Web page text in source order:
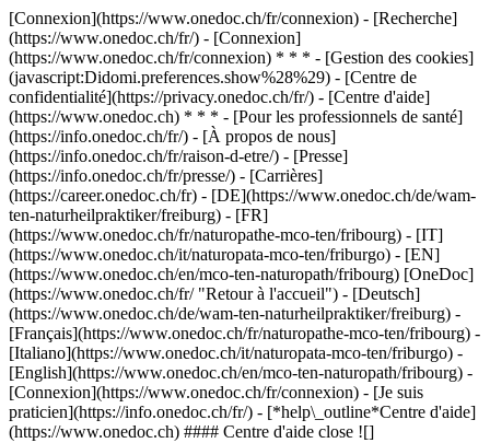
[Connexion](https://www.onedoc.ch/fr/connexion) - [Recherche]
(https://www.onedoc.ch/fr/) - [Connexion]
(https://www.onedoc.ch/fr/connexion) * * * - [Gestion des cookies]
(javascript:Didomi.preferences.show%28%29) - [Centre de
confidentialité](https://privacy.onedoc.ch/fr/) - [Centre d'aide]
(https://www.onedoc.ch) * * * - [Pour les professionnels de santé]
(https://info.onedoc.ch/fr/) - [À propos de nous]
(https://info.onedoc.ch/fr/raison-d-etre/) - [Presse]
(https://info.onedoc.ch/fr/presse/) - [Carrières]
(https://career.onedoc.ch/fr) - [DE](https://www.onedoc.ch/de/wam-
ten-naturheilpraktiker/freiburg) - [FR]
(https://www.onedoc.ch/fr/naturopathe-mco-ten/fribourg) - [IT]
(https://www.onedoc.ch/it/naturopata-mco-ten/friburgo) - [EN]
(https://www.onedoc.ch/en/mco-ten-naturopath/fribourg) [OneDoc]
(https://www.onedoc.ch/fr/ "Retour à l'accueil") - [Deutsch]
(https://www.onedoc.ch/de/wam-ten-naturheilpraktiker/freiburg) -
[Français](https://www.onedoc.ch/fr/naturopathe-mco-ten/fribourg) -
[Italiano](https://www.onedoc.ch/it/naturopata-mco-ten/friburgo) -
[English](https://www.onedoc.ch/en/mco-ten-naturopath/fribourg) -
[Connexion](https://www.onedoc.ch/fr/connexion) - [Je suis
praticien](https://info.onedoc.ch/fr/) - [*help\_outline*Centre d'aide]
(https://www.onedoc.ch) #### Centre d'aide close ![]